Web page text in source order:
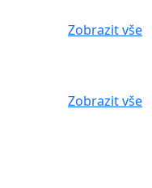
Zobrazit vše
Zobrazit vše